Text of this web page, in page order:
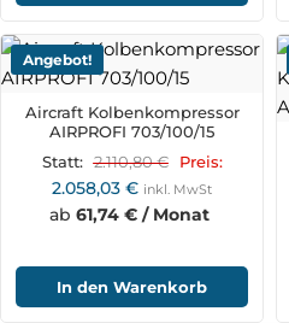
Angebot!
Aircraft Kolbenkompressor
AIRPROFI 703/100/15
Statt: 2.110,80€ Preis:
2.058,03 € inkl. MwSt
ab 61,74 € / Monat
In den Warenkorb